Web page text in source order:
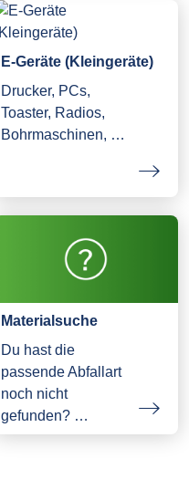
E-Geräte (Kleingeräte)
Drucker, PCs,
Toaster, Radios,
Bohrmaschinen, …
Materialsuche
Du hast die
passende Abfallart
noch nicht
gefunden? …